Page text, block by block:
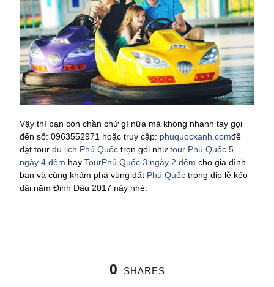
Vậy thì bạn còn chần chừ gì nữa mà không nhanh tay gọi
đến số: 0963552971 hoặc truy cập: phuquocxanh.comđể
đặt tour du lịch Phú Quốc trọn gói như tour Phú Quốc 5
ngày 4 đêm hay TourPhú Quốc 3 ngày 2 đêm cho gia đình
bạn và cùng khám phá vùng đất Phú Quốc trong dịp lễ kéo
dài năm Đinh Dậu 2017 này nhé.
0 SHARES